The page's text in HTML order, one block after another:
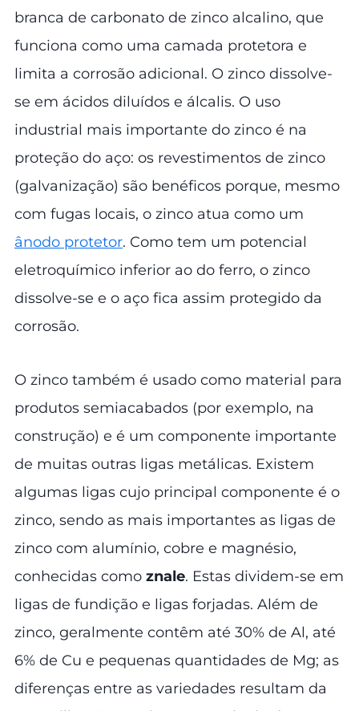
branca de carbonato de zinco alcalino, que
funciona como uma camada protetora e
limita a corrosão adicional. O zinco dissolve-
se em ácidos diluídos e álcalis. O uso
industrial mais importante do zinco é na
proteção do aço: os revestimentos de zinco
(galvanização) são benéficos porque, mesmo
com fugas locais, o zinco atua como um
ânodo protetor. Como tem um potencial
eletroquímico inferior ao do ferro, o zinco
dissolve-se e o aço fica assim protegido da
corrosão.
O zinco também é usado como material para
produtos semiacabados (por exemplo, na
construção) e é um componente importante
de muitas outras ligas metálicas. Existem
algumas ligas cujo principal componente é o
zinco, sendo as mais importantes as ligas de
zinco com alumínio, cobre e magnésio,
conhecidas como znale. Estas dividem-se em
ligas de fundição e ligas forjadas. Além de
zinco, geralmente contêm até 30% de Al, até
6% de Cu e pequenas quantidades de Mg; as
diferenças entre as variedades resultam da